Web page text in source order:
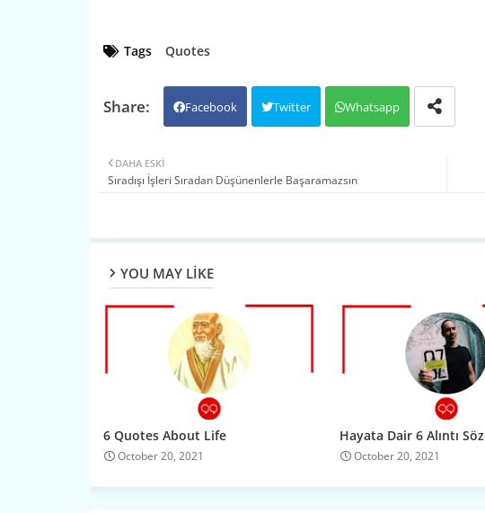
Tags Quotes
Facebook Twitter Whatsapp
DAHA ESKI
Sıradışı İşleri Sıradan Düşünenlerle Başaramazsın
YOU MAY LIKE
6 Quotes About Life
October 20, 2021
Hayata Dair 6 Alıntı Söz
October 20, 2021